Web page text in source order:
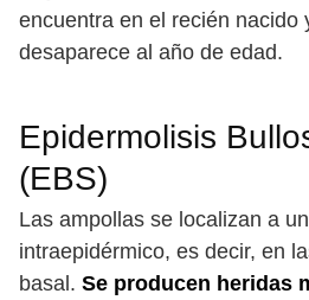
encuentra en el recién nacido
desaparece al año de edad.
Epidermolisis
(EBS)
Las ampollas se localizan a
intraepidérmico, es decir, en
basal. Se producen heridas